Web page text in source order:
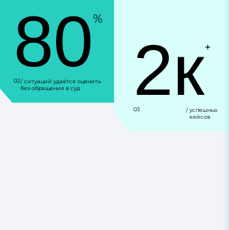
80%
02/ ситуаций удаётся оценить
без обращения в суд
2к+
03
/ успешных
кейсов